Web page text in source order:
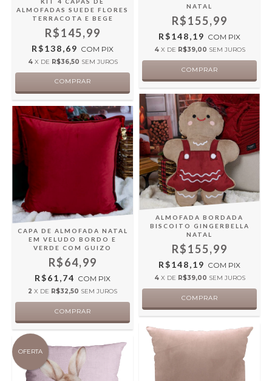
ALMOFADAS SUEDE FLORES
TERRACOTA E BEGE
R$145,99
R$138,69 COM PIX
4 X DE R$36,50 SEM JUROS
NATAL
R$155,99
R$148,19 COM PIX
4 X DE R$39,00 SEM JUROS
CAPA DE ALMOFADA NATAL
EM VELUDO BORDO E
VERDE COM GUIZO
R$64,99
R$61,74 COM PIX
2 X DE R$32,50 SEM JUROS
ALMOFADA BORDADA
BISCOITO GINGERBELLA
NATAL
R$155,99
R$148,19 COM PIX
4 X DE R$39,00 SEM JUROS
OFERTA